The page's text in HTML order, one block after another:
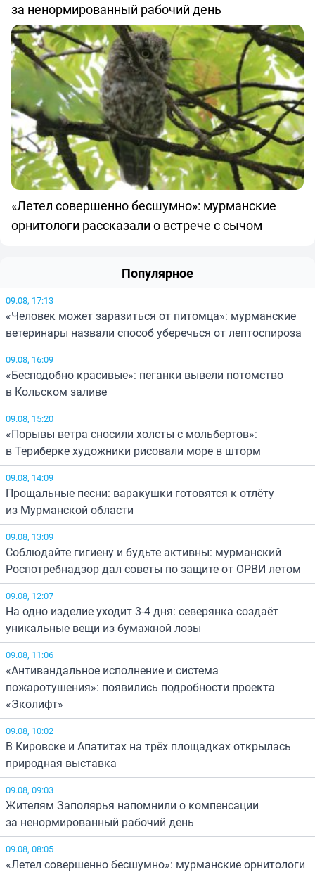
за ненормированный рабочий день
«Летел совершенно бесшумно»: мурманские
орнитологи рассказали о встрече с сычом
Популярное
09.08, 17:13
«Человек может заразиться от питомца»: мурманские
ветеринары назвали способ уберечься от лептоспироза
09.08, 16:09
«Бесподобно красивые»: пеганки вывели потомство
в Кольском заливе
09.08, 15:20
«Порывы ветра сносили холсты с мольбертов»:
в Териберке художники рисовали море в шторм
09.08, 14:09
Прощальные песни: варакушки готовятся к отлёту
из Мурманской области
09.08, 13:09
Соблюдайте гигиену и будьте активны: мурманский
Роспотребнадзор дал советы по защите от ОРВИ летом
09.08, 12:07
На одно изделие уходит 3-4 дня: северянка создаёт
уникальные вещи из бумажной лозы
09.08, 11:06
«Антивандальное исполнение и система
пожаротушения»: появились подробности проекта
«Эколифт»
09.08, 10:02
В Кировске и Апатитах на трёх площадках открылась
природная выставка
09.08, 09:03
Жителям Заполярья напомнили о компенсации
за ненормированный рабочий день
09.08, 08:05
«Летел совершенно бесшумно»: мурманские орнитологи